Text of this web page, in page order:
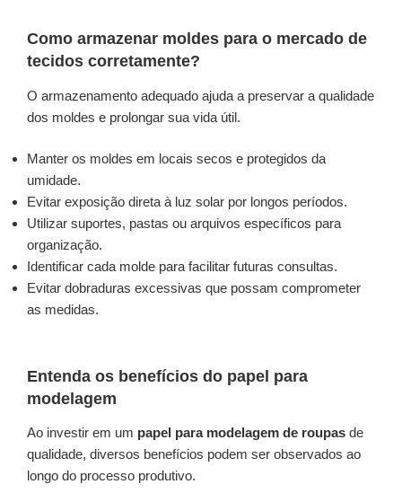
Como armazenar moldes para o mercado de
tecidos corretamente?
O armazenamento adequado ajuda a preservar a qualidade
dos moldes e prolongar sua vida útil.
Manter os moldes em locais secos e protegidos da
umidade.
Evitar exposição direta à luz solar por longos períodos.
Utilizar suportes, pastas ou arquivos específicos para
organização.
Identificar cada molde para facilitar futuras consultas.
Evitar dobraduras excessivas que possam comprometer
as medidas.
Entenda os benefícios do papel para
modelagem
Ao investir em um papel para modelagem de roupas de
qualidade, diversos benefícios podem ser observados ao
longo do processo produtivo.